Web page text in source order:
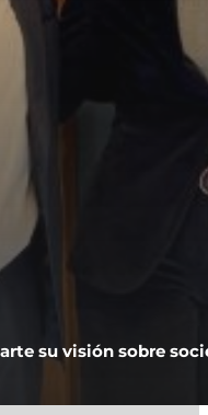
su visión sobre